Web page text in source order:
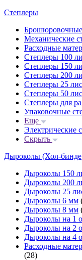
Степлеры
Механические
Расходные
Степлеры 100
Степлеры 150
Степлеры 200
Степлеры 25
Степлеры 50
Степлеры для
Упаковочные
Еще
Электрические
Скрыть
Дыроколы (Хол-
Дыроколы 150
Дыроколы 200
Дыроколы 25
Дыроколы 6 мм
Дыроколы 8 мм
Дыроколы на 1
Дыроколы на 2
Дыроколы на 4
Расходные
(28)